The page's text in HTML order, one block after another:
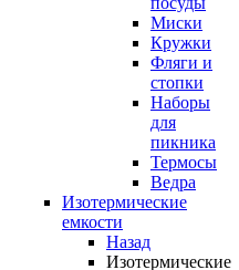
Миски
Кружки
Фляги и
стопки
Наборы
для
пикника
Термосы
Ведра
Изотермические
емкости
Назад
Изотермические